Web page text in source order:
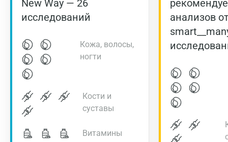
New Way — 26
исследований
Кожа, волосы,
ногти
Кости и
суставы
Витамины
анализов